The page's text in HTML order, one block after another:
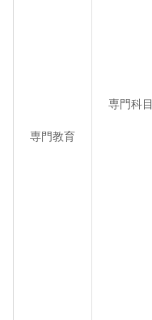
専門教育
専門科目